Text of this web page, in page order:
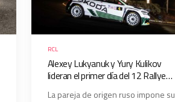
RCL
Alexey Lukyanuk y Yury Kulikov
lideran el primer día del 12 Rallye
La pareja de origen ruso impone su